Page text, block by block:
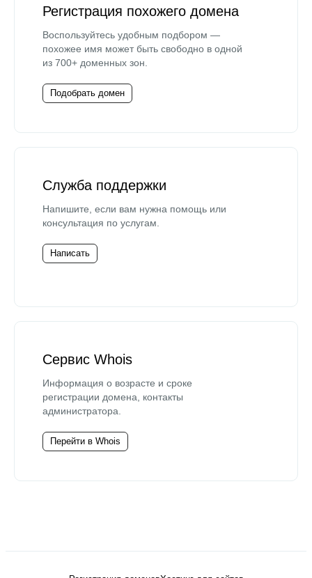
Регистрация похожего домена
Воспользуйтесь удобным подбором —
похожее имя может быть свободно в одной
из 700+ доменных зон.
Подобрать домен
Служба поддержки
Напишите, если вам нужна помощь или
консультация по услугам.
Написать
Сервис Whois
Информация о возрасте и сроке
регистрации домена, контакты
администратора.
Перейти в Whois